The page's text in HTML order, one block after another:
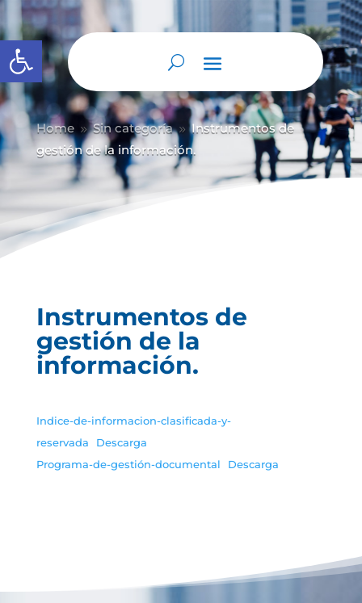
Abrir barra de herramientas
Home 9 Sin categoría 9 Instrumentos de
gestión de la información.
Instrumentos de
gestión de la
información.
Indice-de-informacion-clasificada-y-
reservada
Descarga
Programa-de-gestión-documental
Descarga